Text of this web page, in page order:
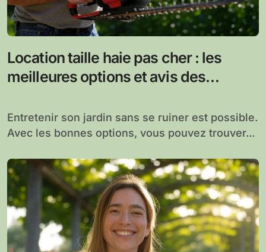
Location taille haie pas cher : les
meilleures options et avis des
entretenu
Entretenir son jardin sans se ruiner est possible.
Avec les bonnes options, vous pouvez trouver...